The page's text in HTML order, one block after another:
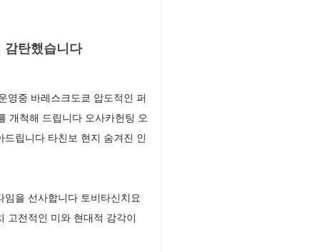
감탄했습니다
영중 바레스크도쿄 압도적인 퍼
개척해 드립니다 오사카헌팅 오
립니다 타친보 현지 숨겨진 인
을 선사합니다 토비타신치요
고전적인 미와 현대적 감각이